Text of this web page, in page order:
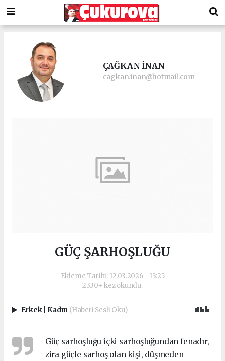
ÇAĞKAN İNAN
cagkan.inan@hotmail.com
GÜÇ ŞARHOŞLUĞU
Ekleme Tarihi: 12.03.2026 - 13:25
2330+ kez okundu.
Erkek Kadın (Haberi Sesli Oku)
Güç sarhoşluğu içki sarhoşluğundan fenadır,
zira güçle sarhoş olan kişi, düşmeden